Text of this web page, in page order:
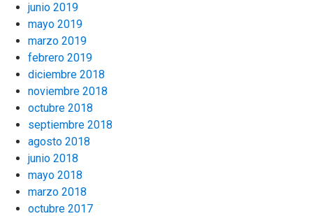
junio 2019
mayo 2019
marzo 2019
febrero 2019
diciembre 2018
noviembre 2018
octubre 2018
septiembre 2018
agosto 2018
junio 2018
mayo 2018
marzo 2018
octubre 2017